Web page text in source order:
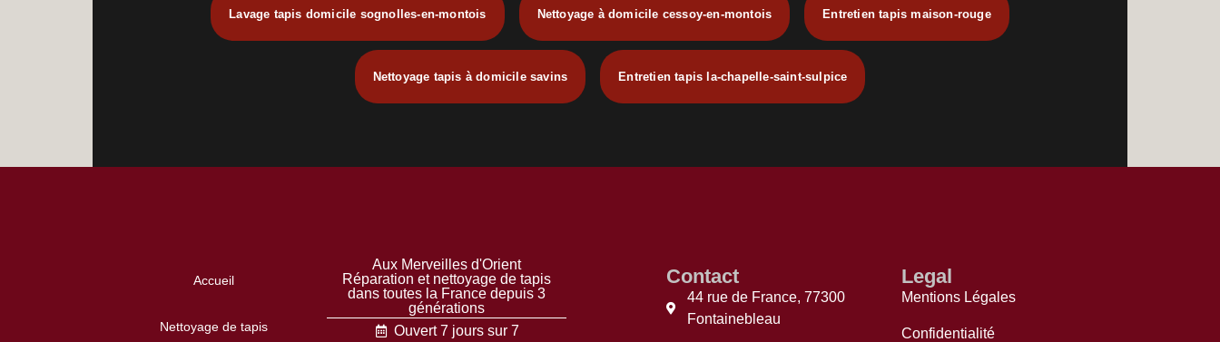
Lavage tapis domicile sognolles-en-montois Nettoyage à domicile cessoy-en-montois Entretien tapis maison-rouge
Nettoyage tapis à domicile savins Entretien tapis la-chapelle-saint-sulpice
Accueil
Nettoyage de tapis
Aux Merveilles d'Orient
Réparation et nettoyage de tapis
dans toutes la France depuis 3
générations
Ouvert 7 jours sur 7
Contact
44 rue de France, 77300
Fontainebleau
Legal
Mentions Légales
Confidentialité